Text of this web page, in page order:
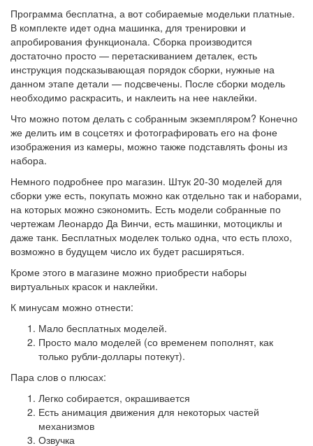
Программа бесплатна, а вот собираемые модельки платные.
В комплекте идет одна машинка, для тренировки и
апробирования функционала. Сборка производится
достаточно просто — перетаскиванием деталек, есть
инструкция подсказывающая порядок сборки, нужные на
данном этапе детали — подсвечены. После сборки модель
необходимо раскрасить, и наклеить на нее наклейки.
Что можно потом делать с собранным экземпляром? Конечно
же делить им в соцсетях и фотографировать его на фоне
изображения из камеры, можно также подставлять фоны из
набора.
Немного подробнее про магазин. Штук 20-30 моделей для
сборки уже есть, покупать можно как отдельно так и наборами,
на которых можно сэкономить. Есть модели собранные по
чертежам Леонардо Да Винчи, есть машинки, мотоциклы и
даже танк. Бесплатных моделек только одна, что есть плохо,
возможно в будущем число их будет расширяться.
Кроме этого в магазине можно приобрести наборы
виртуальных красок и наклейки.
К минусам можно отнести:
Мало бесплатных моделей.
Просто мало моделей (со временем пополнят, как
только рубли-доллары потекут).
Пара слов о плюсах:
Легко собирается, окрашивается
Есть анимация движения для некоторых частей
механизмов
Озвучка